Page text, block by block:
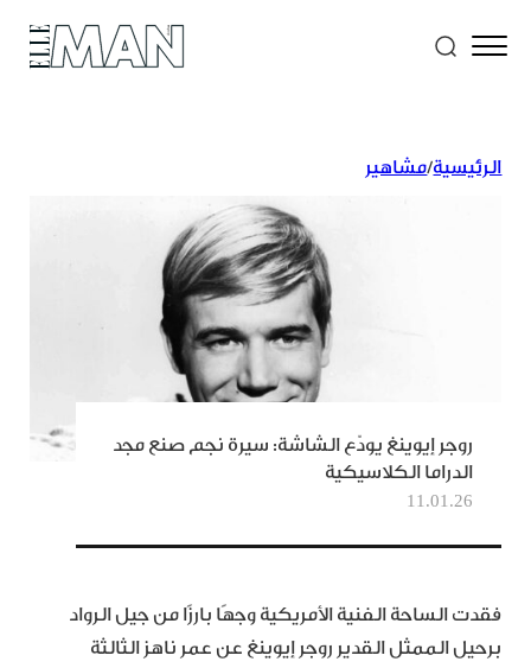
الرئيسية/مشاهير
روجر إيوينغ يودّع الشاشة: سيرة نجم صنع مجد
الدراما الكلاسيكية
11.01.26
فقدت الساحة الفنية الأمريكية وجهًا بارزًا من جيل الرواد
برحيل الممثل القدير روجر إيوينغ عن عمر ناهز الثالثة